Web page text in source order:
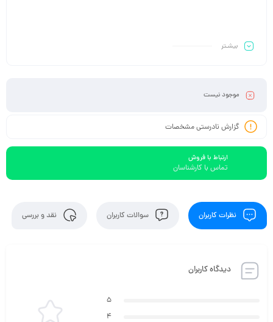
بیشـتر
موجود نیست
گزارش نادرستی مشخصات
ارتباط با فروش
تماس با کارشناسان
نظرات کاربران سوالات کاربران نقد و بررسی
دیدگاه کاربران
5
4